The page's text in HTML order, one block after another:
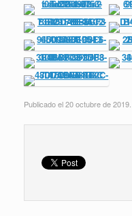
Publicado el 20 octubre de 2019.